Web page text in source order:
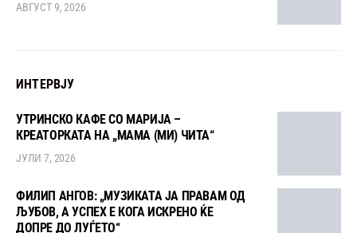
АВГУСТ 9, 2026
ИНТЕРВЈУ
УТРИНСКО КАФЕ СО МАРИЈА –
КРЕАТОРКАТА НА „МАМА (МИ) ЧИТА“
ЈУЛИ 7, 2026
ФИЛИП АНГОВ: „МУЗИКАТА ЈА ПРАВАМ ОД
ЉУБОВ, А УСПЕХ Е КОГА ИСКРЕНО ЌЕ
ДОПРЕ ДО ЛУЃЕТО“